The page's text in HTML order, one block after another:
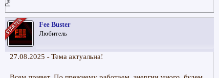
Fee Buster
Любитель
27.08.2025 - Тема актуальна!